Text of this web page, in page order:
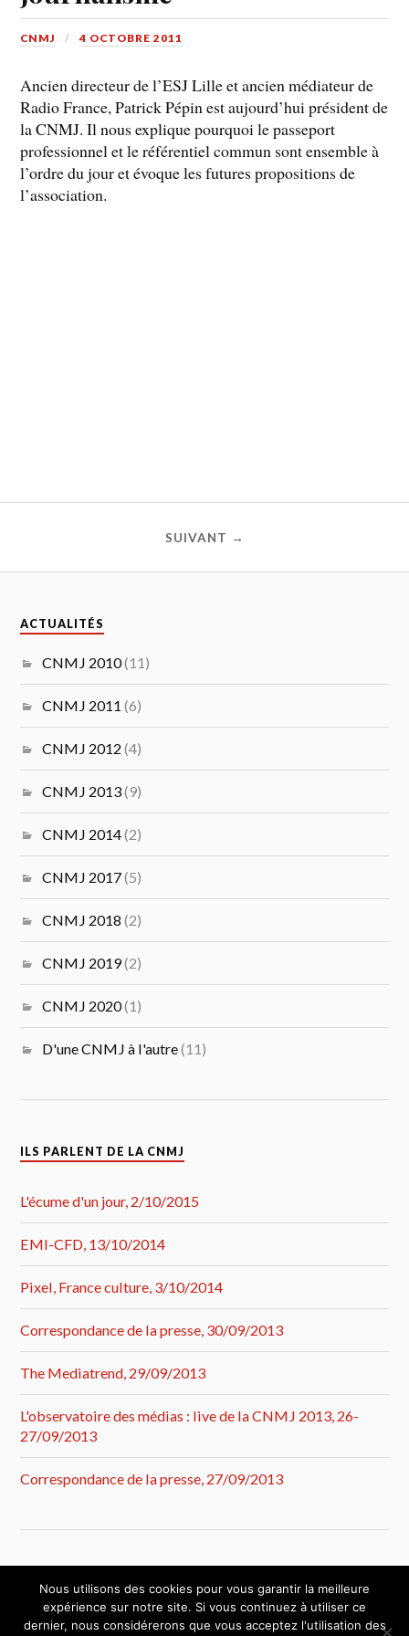
CNMJ 4 OCTOBRE 2011
Ancien directeur de l’ESJ Lille et ancien médiateur de
Radio France, Patrick Pépin est aujourd’hui président de
la CNMJ. Il nous explique pourquoi le passeport
professionnel et le référentiel commun sont ensemble à
l’ordre du jour et évoque les futures propositions de
l’association.
SUIVANT →
ACTUALITÉS
CNMJ 2010(11)
CNMJ 2011 (6)
CNMJ 2012 (4)
CNMJ 2013(9)
CNMJ 2014(2)
CNMJ 2017(5)
CNMJ 2018 (2)
CNMJ 2019(2)
CNMJ 2020(1)
D'une CNMJ à l'autre(11)
ILS PARLENT DE LA CNMJ
L'écume d'un jour, 2/10/2015
EMI-CFD, 13/10/2014
Pixel, France culture, 3/10/2014
Correspondance de la presse, 30/09/2013
The Mediatrend, 29/09/2013
L'observatoire des médias : live de la CNMJ 2013, 26-
27/09/2013
Correspondance de la presse, 27/09/2013
Nous utilisons des cookies pour vous garantir la meilleure
expérience sur notre site. Si vous continuez à utiliser ce
dernier, nous considérerons que vous acceptez l'utilisation des